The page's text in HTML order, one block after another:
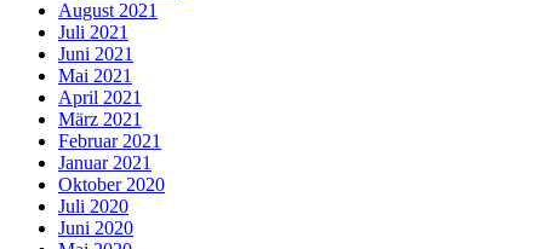
August 2021
Juli 2021
Juni 2021
Mai 2021
April 2021
März 2021
Februar 2021
Januar 2021
Oktober 2020
Juli 2020
Juni 2020